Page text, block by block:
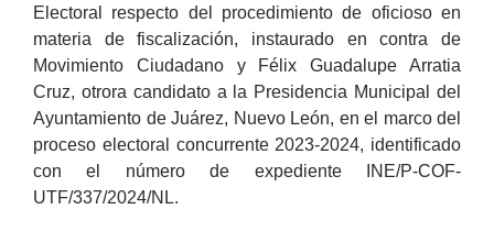
Electoral respecto del procedimiento de oficioso en
materia de fiscalización, instaurado en contra de
Movimiento Ciudadano y Félix Guadalupe Arratia
Cruz, otrora candidato a la Presidencia Municipal del
Ayuntamiento de Juárez, Nuevo León, en el marco del
proceso electoral concurrente 2023-2024, identificado
con el número de expediente INE/P-COF-
UTF/337/2024/NL.